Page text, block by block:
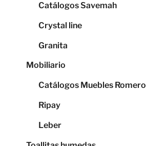
Catálogos Savemah
Crystal line
Granita
Mobiliario
Catálogos Muebles Romero
Ripay
Leber